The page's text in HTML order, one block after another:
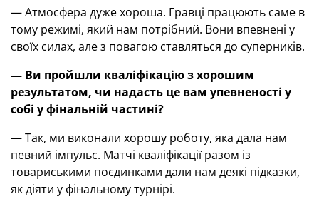
— Атмосфера дуже хороша. Гравці працюють саме в
тому режимі, який нам потрібний. Вони впевнені у
своїх силах, але з повагою ставляться до суперників.
— Ви пройшли кваліфікацію з хорошим
результатом, чи надасть це вам упевненості у
собі у фінальній частині?
— Так, ми виконали хорошу роботу, яка дала нам
певний імпульс. Матчі кваліфікації разом із
товариськими поєдинками дали нам деякі підказки,
як діяти у фінальному турнірі.